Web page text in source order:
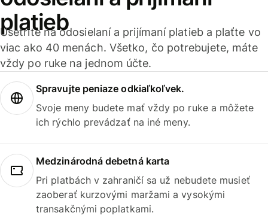
platieb
Ušetrite na odosielaní a prijímaní platieb a plaťte vo
viac ako 40 menách. Všetko, čo potrebujete, máte
vždy po ruke na jednom účte.
Spravujte peniaze odkiaľkoľvek.
Svoje meny budete mať vždy po ruke a môžete
ich rýchlo prevádzať na iné meny.
Medzinárodná debetná karta
Pri platbách v zahraničí sa už nebudete musieť
zaoberať kurzovými maržami a vysokými
transakčnými poplatkami.